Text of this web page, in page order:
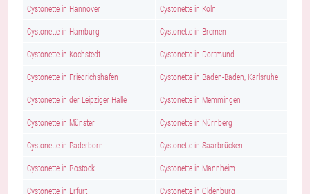
Cystonette in Hannover Cystonette in Köln
Cystonette in Hamburg Cystonette in Bremen
Cystonette in Kochstedt Cystonette in Dortmund
Cystonette in Friedrichshafen Cystonette in Baden-Baden, Karlsruhe
Cystonette in der Leipziger Halle Cystonette in Memmingen
Cystonette in Münster Cystonette in Nürnberg
Cystonette in Paderborn Cystonette in Saarbrücken
Cystonette in Rostock Cystonette in Mannheim
Cystonette in Erfurt Cystonette in Oldenburg